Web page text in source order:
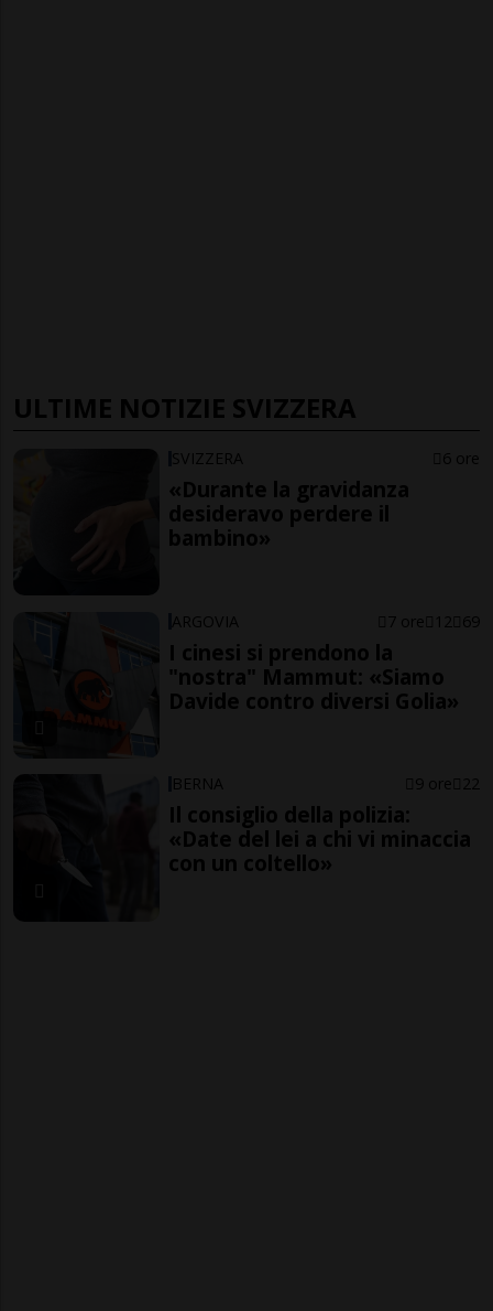
ULTIME NOTIZIE SVIZZERA
SVIZZERA 6 ore
«Durante la gravidanza
desideravo perdere il
bambino»
ARGOVIA 7 ore 12 69
I cinesi si prendono la
"nostra" Mammut: «Siamo
Davide contro diversi Golia»
BERNA 9 ore 22
Il consiglio della polizia:
«Date del lei a chi vi minaccia
con un coltello»